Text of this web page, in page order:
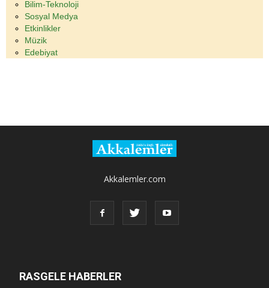
Bilim-Teknoloji
Sosyal Medya
Etkinlikler
Müzik
Edebiyat
Akkalemler.com
RASGELE HABERLER